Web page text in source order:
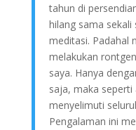
tahun di
hilang sama
meditasi. Padahal
melakukan
saya. Hanya
saja, maka
menyelimuti
Pengalaman ini